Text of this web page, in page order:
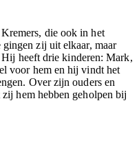
die ook in het
zij uit elkaar, maar
heeft drie kinderen: Mark,
voor hem en hij vindt het
Over zijn ouders en
hem hebben geholpen bij